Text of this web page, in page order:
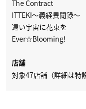
The Contract
ITTEKI～義経異聞録～
遠い宇宙に花束を
Ever☆Blooming!
店舗
対象47店舗（詳細は特